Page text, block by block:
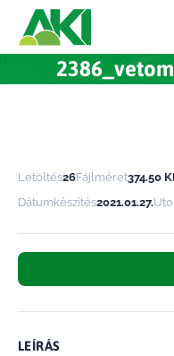
Letöltés26Fájlméret374.50
Dátumkészítés2021.01.27.
LEÍRÁS